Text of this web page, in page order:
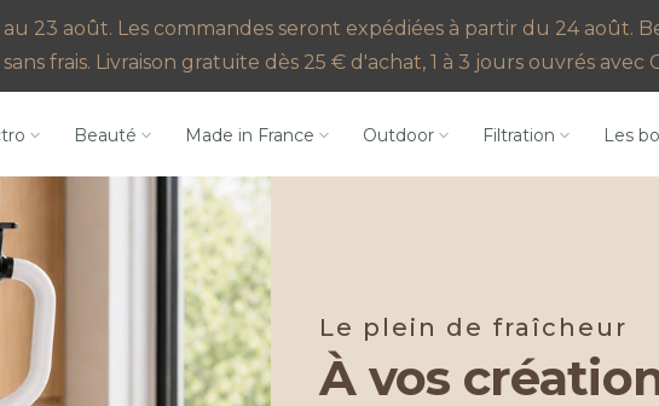
23 août. Les commandes seront expédiées à partir du 24 août.
frais. Livraison gratuite dès 25 € d'achat, 1 à 3 jours ouvrés avec
Beauté Made in France Outdoor Filtration Les
Le plein de fraîcheur
À vos